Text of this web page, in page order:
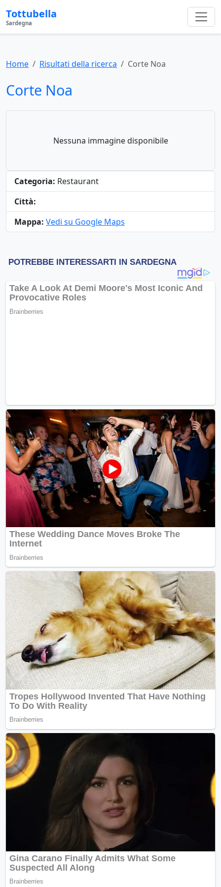
Tottubella
Sardegna
Home Risultati della ricerca Corte Noa
Corte Noa
Nessuna immagine disponibile
Categoria: Restaurant
Città:
Mappa: Vedi su Google Maps